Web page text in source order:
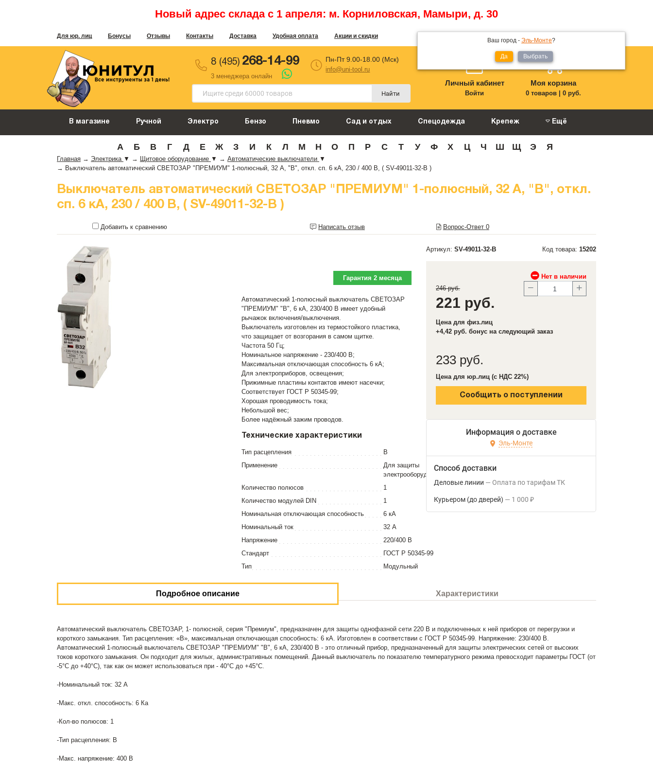
Новый адрес склада с 1 апреля: м. Корниловская, Мамыри, д. 30
Для юр. лиц Бонусы Отзывы Контакты Доставка Удобная оплата Акции и скидки
Ваш город - Эль-Монте?
Да Выбрать
8 (495) 268-14-99
3 менеджера онлайн
Пн-Пт 9.00-18.00 (Мск)
info@uni-tool.ru
Найти
Личный кабинет
Войти
Моя корзина
0 товаров| 0 руб.
В магазине Ручной Электро Бензо Пневмо Сад и отдых Спецодежда Крепеж Ещё
А Б В Г Д Е Ж З И К Л М Н О П Р С Т У Ф Х Ц Ч Ш Щ Э Я
Главная → Электрика ▼ → Щитовое оборудование ▼ → Автоматические выключатели ▼
→ Выключатель автоматический СВЕТОЗАР "ПРЕМИУМ" 1-полюсный, 32 A, "B", откл. сп. 6 кА, 230 / 400 В, ( SV-49011-32-B )
Выключатель автоматический СВЕТОЗАР "ПРЕМИУМ" 1-полюсный, 32 A, "B", откл.
сп. 6 кА, 230 / 400 В, ( SV-49011-32-B )
Добавить к сравнению Написать отзыв Вопрос-Ответ 0
Артикул: SV-49011-32-B Код товара: 15202
Гарантия 2 месяца
Автоматический 1-полюсный выключатель СВЕТОЗАР
"ПРЕМИУМ" "B", 6 кА, 230/400 В имеет удобный
рычажок включения/выключения.
Выключатель изготовлен из термостойкого пластика,
что защищает от возгорания в самом щитке.
Частота 50 Гц;
Номинальное напряжение - 230/400 В;
Максимальная отключающая способность 6 кА;
Для электроприборов, освещения;
Прижимные пластины контактов имеют насечки;
Соответствует ГОСТ Р 50345-99;
Хорошая проводимость тока;
Небольшой вес;
Более надёжный зажим проводов.
Технические характеристики
Тип расцепления
В
Применение
Для защиты
электрооборудования
Количество полюсов
1
Количество модулей DIN
1
Номинальная отключающая способность
6 кА
Номинальный ток
32 А
Напряжение
220/400 В
Стандарт
ГОСТ Р 50345-99
Тип
Модульный
Нет в наличии
246 руб.
221 руб.
Цена для физ.лиц
+4,42 руб. бонус на следующий заказ
233 руб.
Цена для юр.лиц (с НДС 22%)
Сообщить о поступлении
Информация о доставке
Эль-Монте
Способ доставки
Деловые линии Оплата по тарифам ТК
Курьером (до дверей) 1 000 ₽
Подробное описание Характеристики
Автоматический выключатель СВЕТОЗАР, 1- полюсной, серия "Премиум", предназначен для защиты однофазной сети 220 В и подключенных к ней приборов от перегрузки и
короткого замыкания. Тип расцепления: «В», максимальная отключающая способность: 6 кА. Изготовлен в соответствии с ГОСТ Р 50345-99. Напряжение: 230/400 В.
Автоматический 1-полюсный выключатель СВЕТОЗАР "ПРЕМИУМ" "B", 6 кА, 230/400 В - это отличный прибор, предназначенный для защиты электрических сетей от высоких
токов короткого замыкания. Он подходит для жилых, административных помещений. Данный выключатель по показателю температурного режима превосходит параметры ГОСТ (от
-5°С до +40°С), так как он может использоваться при - 40°С до +45°С.
-Номинальный ток: 32 А
-Макс. откл. способность: 6 Ка
-Кол-во полюсов: 1
-Тип расцепления: В
-Макс. напряжение: 400 В